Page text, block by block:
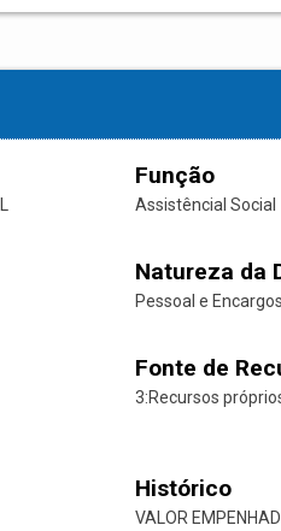
Função
Assistêncial Social
Natureza da
Pessoal e
Fonte de
3:Recursos
Histórico
VALOR